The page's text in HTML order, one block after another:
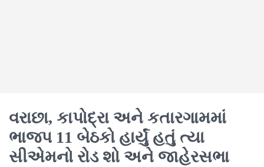
વરાછા, કાપોદ્રા અને કતારગામમાં
ભાજપ 11 બેઠકો હાર્યું હતું ત્યા
સીએમનો રોડ શો અને જાહેરસભા